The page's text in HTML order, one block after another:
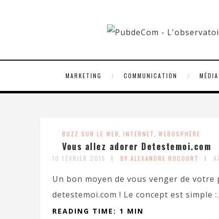
MARKETING COMMUNICATION
BUZZ SUR LE WEB, INTERNET, WEBOSPHÈRE
Vous allez adorer Detestemoi.com
10 FÉVRIER 2015 BY ALEXANDRE ROCOURT
Un bon moyen de vous venger de
detestemoi.com ! Le concept est simple
READING TIME: 1 MIN